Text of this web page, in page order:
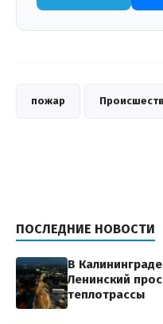
пожар
ПОСЛЕДНИЕ НОВОСТИ
В
Ленинский
теплотрассы